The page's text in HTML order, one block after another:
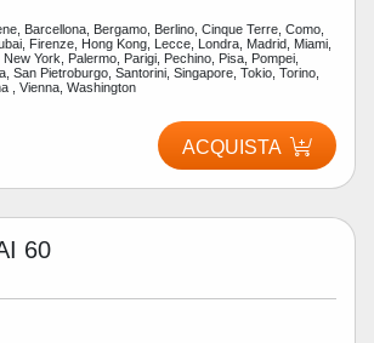
Barcellona, Bergamo, Berlino, Cinque Terre, Como,
Firenze, Hong Kong, Lecce, Londra, Madrid, Miami,
York, Palermo, Parigi, Pechino, Pisa, Pompei,
San Pietroburgo, Santorini, Singapore, Tokio, Torino,
, Vienna, Washington
ACQUISTA
60